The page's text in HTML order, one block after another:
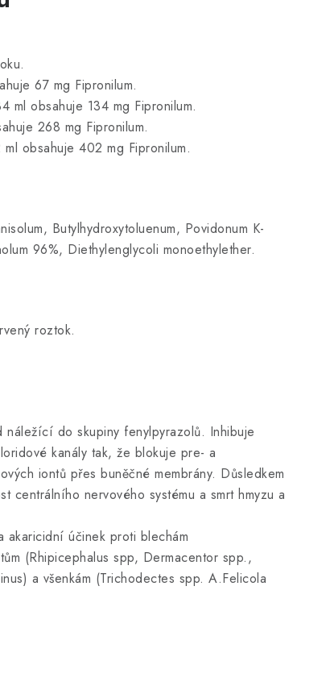
67 mg Fipronilum.
ml obsahuje 134 mg Fipronilum.
268 mg Fipronilum.
obsahuje 402 mg Fipronilum.
Butylhydroxytoluenum, Povidonum K-
96%, Diethylenglycoli monoethylether.
roztok.
náležící do skupiny fenylpyrazolů. Inhibuje
kanály tak, že blokuje pre- a
iontů přes buněčné membrány. Důsledkem
centrálního nervového systému a smrt hmyzu a
akaricidní účinek proti blechám
(Rhipicephalus spp, Dermacentor spp.,
a všenkám (Trichodectes spp. A.Felicola